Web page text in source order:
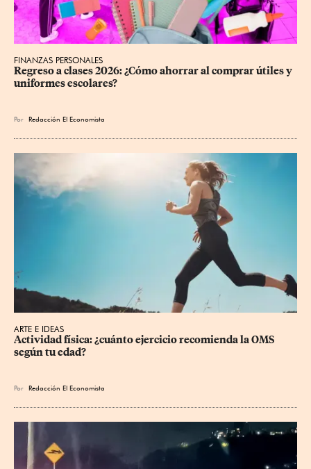
FINANZAS PERSONALES
Regreso a clases 2026: ¿Cómo ahorrar al comprar útiles y
uniformes escolares?
Por Redacción El Economista
ARTE E IDEAS
Actividad física: ¿cuánto ejercicio recomienda la OMS
según tu edad?
Por Redacción El Economista